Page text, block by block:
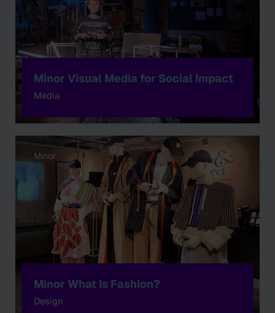
Minor Visual Media for Social Impact
Media
Minor
Minor What Is Fashion?
Design